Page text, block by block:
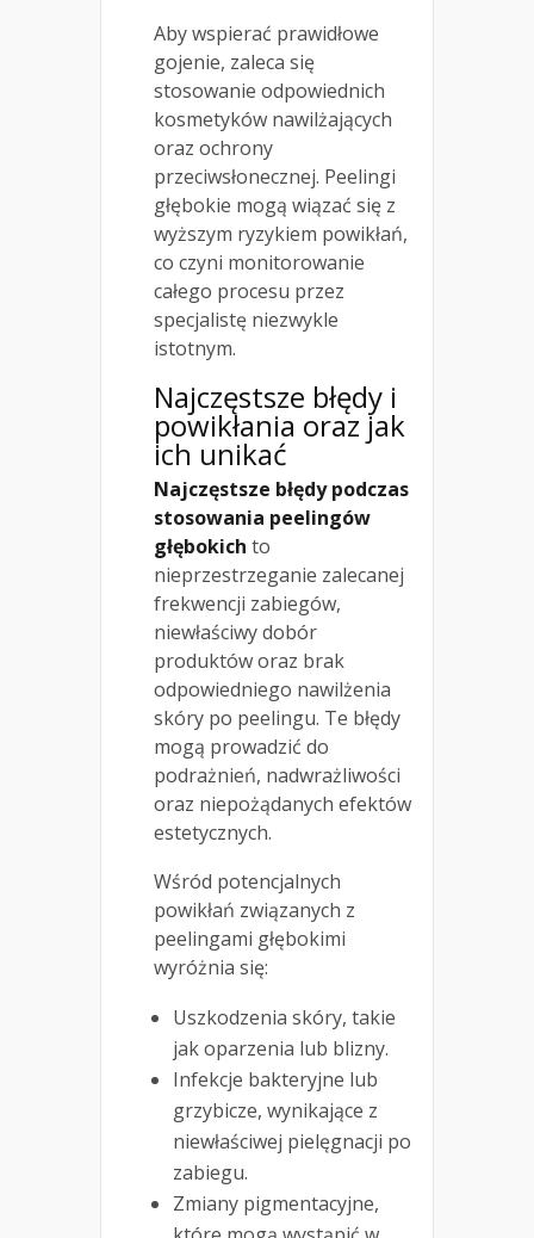
Aby wspierać prawidłowe
gojenie, zaleca się
stosowanie odpowiednich
kosmetyków nawilżających
oraz ochrony
przeciwsłonecznej. Peelingi
głębokie mogą wiązać się z
wyższym ryzykiem powikłań,
co czyni monitorowanie
całego procesu przez
specjalistę niezwykle
istotnym.
Najczęstsze błędy i
powikłania oraz jak
ich unikać
Najczęstsze błędy podczas
stosowania peelingów
głębokich to
nieprzestrzeganie zalecanej
frekwencji zabiegów,
niewłaściwy dobór
produktów oraz brak
odpowiedniego nawilżenia
skóry po peelingu. Te błędy
mogą prowadzić do
podrażnień, nadwrażliwości
oraz niepożądanych efektów
estetycznych.
Wśród potencjalnych
powikłań związanych z
peelingami głębokimi
wyróżnia się:
Uszkodzenia skóry, takie
jak oparzenia lub blizny.
Infekcje bakteryjne lub
grzybicze, wynikające z
niewłaściwej pielęgnacji po
zabiegu.
Zmiany pigmentacyjne,